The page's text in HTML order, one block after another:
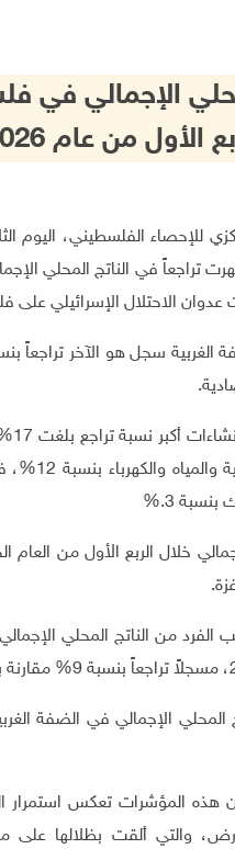
الأول من عام 2026
الجهاز المركزي للإحصاء الفلسطيني،
.
بنسبة 3
%.
.
هذه المؤشرات تعكس استمرار
والتي ألقت بظلالها